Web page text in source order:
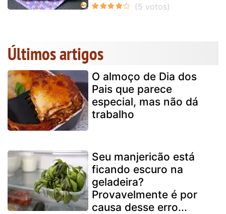
Últimos artigos
O almoço de Dia dos
Pais que parece
especial, mas não dá
trabalho
Seu manjericão está
ficando escuro na
geladeira?
Provavelmente é por
causa desse erro...